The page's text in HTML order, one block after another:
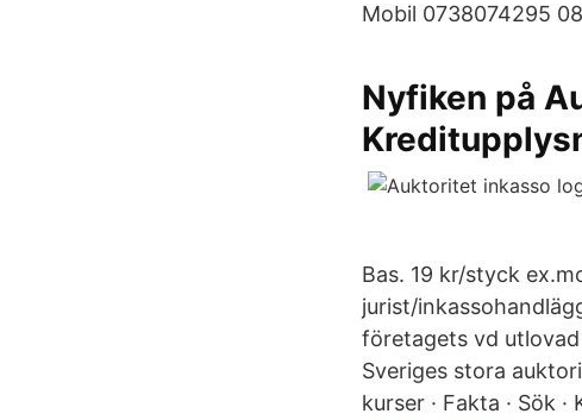
Mobil 0738074295
Nyfiken på
Bas. 19 kr/styck
jurist/
företagets vd
Sveriges stora
kurser · Fakta · Sök